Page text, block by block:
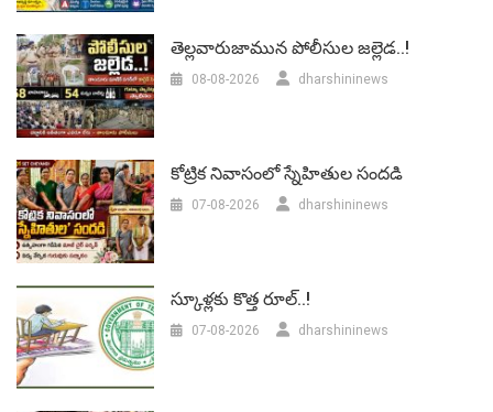
తెల్లవారుజామున పోలీసుల జల్లెడ..!
08-08-2026 dharshininews
కోట్రిక నివాసంలో స్నేహితుల సందడి
07-08-2026 dharshininews
స్కూళ్లకు కొత్త రూల్..!
07-08-2026 dharshininews